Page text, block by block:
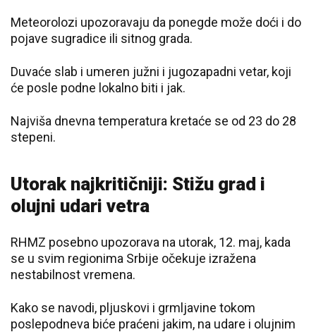
Meteorolozi upozoravaju da ponegde može doći i do
pojave sugradice ili sitnog grada.
Duvaće slab i umeren južni i jugozapadni vetar, koji
će posle podne lokalno biti i jak.
Najviša dnevna temperatura kretaće se od 23 do 28
stepeni.
Utorak najkritičniji: Stižu grad i
olujni udari vetra
RHMZ posebno upozorava na utorak, 12. maj, kada
se u svim regionima Srbije očekuje izražena
nestabilnost vremena.
Kako se navodi, pljuskovi i grmljavine tokom
poslepodneva biće praćeni jakim, na udare i olujnim